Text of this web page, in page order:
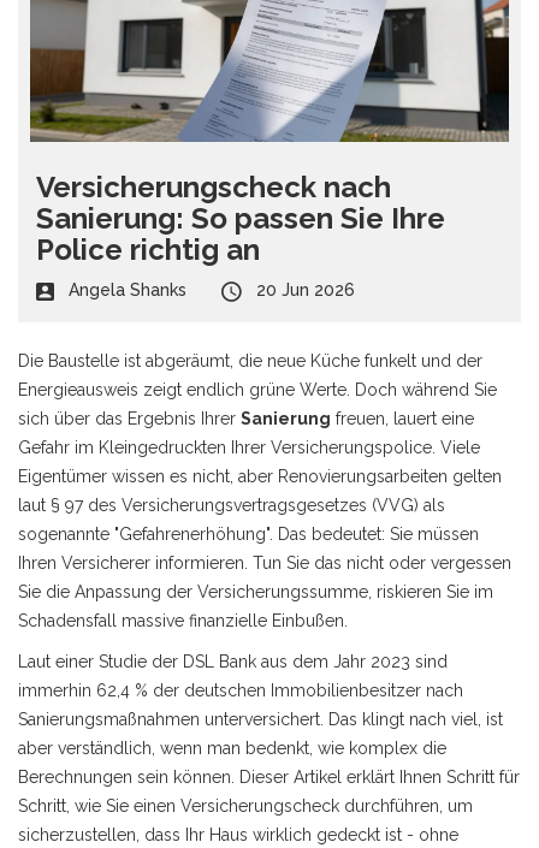
Versicherungscheck nach
Sanierung: So passen Sie Ihre
Police richtig an
Angela Shanks 20 Jun 2026
Die Baustelle ist abgeräumt, die neue Küche funkelt und der
Energieausweis zeigt endlich grüne Werte. Doch während Sie
sich über das Ergebnis Ihrer Sanierung freuen, lauert eine
Gefahr im Kleingedruckten Ihrer Versicherungspolice. Viele
Eigentümer wissen es nicht, aber Renovierungsarbeiten gelten
laut § 97 des Versicherungsvertragsgesetzes (VVG) als
sogenannte "Gefahrenerhöhung". Das bedeutet: Sie müssen
Ihren Versicherer informieren. Tun Sie das nicht oder vergessen
Sie die Anpassung der Versicherungssumme, riskieren Sie im
Schadensfall massive finanzielle Einbußen.
Laut einer Studie der DSL Bank aus dem Jahr 2023 sind
immerhin 62,4 % der deutschen Immobilienbesitzer nach
Sanierungsmaßnahmen unterversichert. Das klingt nach viel, ist
aber verständlich, wenn man bedenkt, wie komplex die
Berechnungen sein können. Dieser Artikel erklärt Ihnen Schritt für
Schritt, wie Sie einen Versicherungscheck durchführen, um
sicherzustellen, dass Ihr Haus wirklich gedeckt ist - ohne